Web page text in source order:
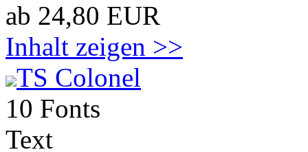
ab 24,80 EUR
Inhalt zeigen >>
TS Colonel
10 Fonts
Text